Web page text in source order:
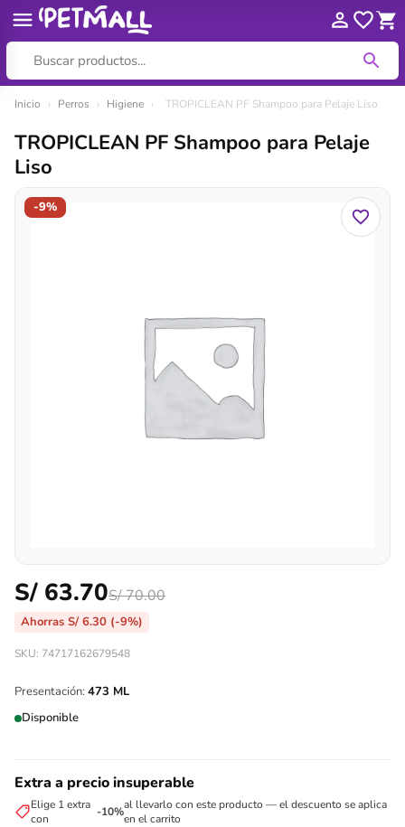
contenido
Inicio › Perros › Higiene › TROPICLEAN PF Shampoo para Pelaje Liso
-9%
TROPICLEAN PF Shampoo para Pelaje
Liso
S/ 63.70S/70.00
Ahorras S/ 6.30 (-9%)
SKU: 74717162679548
Presentación: 473 ML
Disponible
Extra a precio insuperable
Elige 1 extra
con
-10%al llevarlo con este producto — el descuento se aplica
en el carrito